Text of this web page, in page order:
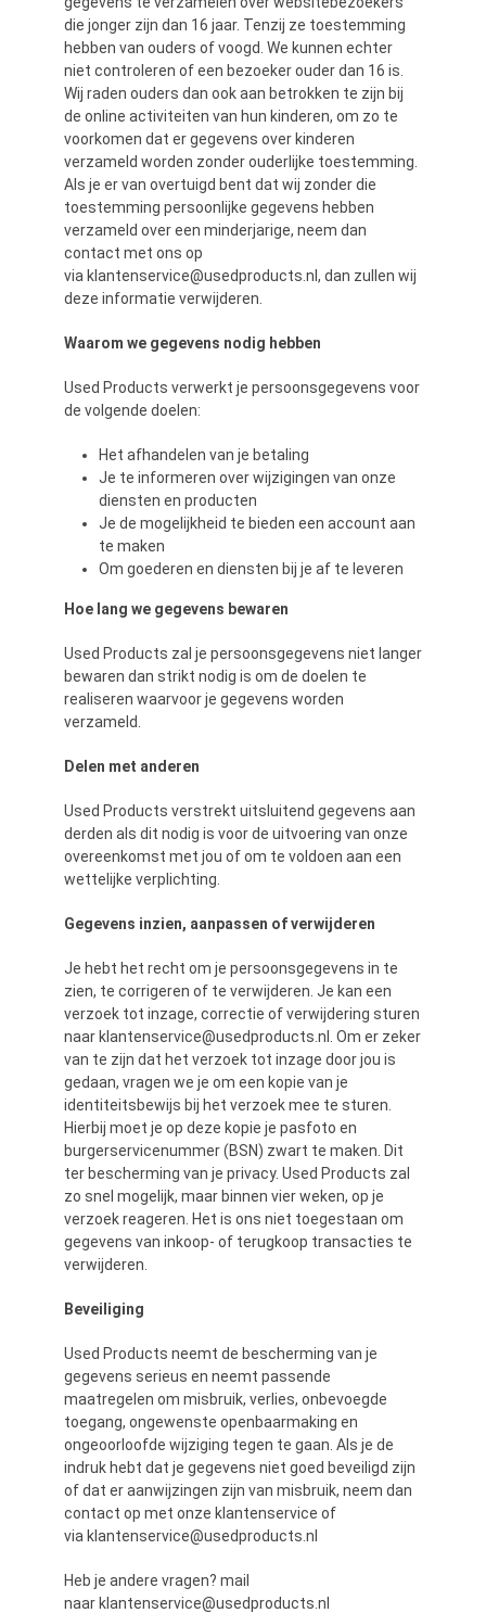
die jonger zijn dan 16 jaar. Tenzij ze toestemming
hebben van ouders of voogd. We kunnen echter
niet controleren of een bezoeker ouder dan 16 is.
Wij raden ouders dan ook aan betrokken te zijn bij
de online activiteiten van hun kinderen, om zo te
voorkomen dat er gegevens over kinderen
verzameld worden zonder ouderlijke toestemming.
Als je er van overtuigd bent dat wij zonder die
toestemming persoonlijke gegevens hebben
verzameld over een minderjarige, neem dan
contact met ons op
via klantenservice@usedproducts.nl, dan zullen wij
deze informatie verwijderen.
Waarom we gegevens nodig hebben
Used Products verwerkt je persoonsgegevens voor
de volgende doelen:
Het afhandelen van je betaling
Je te informeren over wijzigingen van onze
diensten en producten
Je de mogelijkheid te bieden een account aan
te maken
Om goederen en diensten bij je af te leveren
Hoe lang we gegevens bewaren
Used Products zal je persoonsgegevens niet langer
bewaren dan strikt nodig is om de doelen te
realiseren waarvoor je gegevens worden
verzameld.
Delen met anderen
Used Products verstrekt uitsluitend gegevens aan
derden als dit nodig is voor de uitvoering van onze
overeenkomst met jou of om te voldoen aan een
wettelijke verplichting.
Gegevens inzien, aanpassen of verwijderen
Je hebt het recht om je persoonsgegevens in te
zien, te corrigeren of te verwijderen. Je kan een
verzoek tot inzage, correctie of verwijdering sturen
naar klantenservice@usedproducts.nl. Om er zeker
van te zijn dat het verzoek tot inzage door jou is
gedaan, vragen we je om een kopie van je
identiteitsbewijs bij het verzoek mee te sturen.
Hierbij moet je op deze kopie je pasfoto en
burgerservicenummer (BSN) zwart te maken. Dit
ter bescherming van je privacy. Used Products zal
zo snel mogelijk, maar binnen vier weken, op je
verzoek reageren. Het is ons niet toegestaan om
gegevens van inkoop- of terugkoop transacties te
verwijderen.
Beveiliging
Used Products neemt de bescherming van je
gegevens serieus en neemt passende
maatregelen om misbruik, verlies, onbevoegde
toegang, ongewenste openbaarmaking en
ongeoorloofde wijziging tegen te gaan. Als je de
indruk hebt dat je gegevens niet goed beveiligd zijn
of dat er aanwijzingen zijn van misbruik, neem dan
contact op met onze klantenservice of
via klantenservice@usedproducts.nl
Heb je andere vragen? mail
naar klantenservice@usedproducts.nl